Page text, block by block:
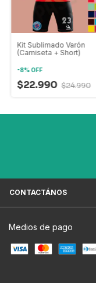
Kit Sublimado Varón
(Camiseta + Short)
-8%OFF
$22.990 $24.990
CONTACTÁNOS
Medios de pago